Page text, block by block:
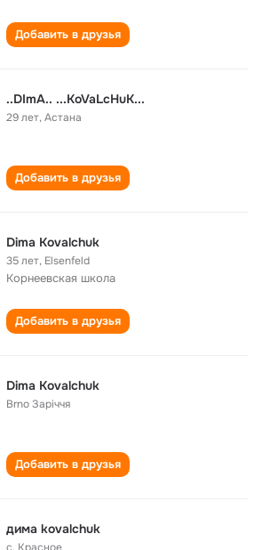
Добавить в друзья
..DImA.. ...KoVaLcHuK...
29 лет,Астана
Добавить в друзья
Dima Kovalchuk
35 лет, Elsenfeld
Корнеевская школа
Добавить в друзья
Dima Kovalchuk
Brno Заріччя
Добавить в друзья
дима kovalchuk